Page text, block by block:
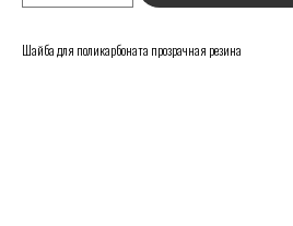
Шайба для поликарбоната прозрачная резина